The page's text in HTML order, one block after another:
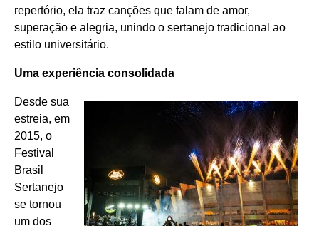
repertório, ela traz canções que falam de amor,
superação e alegria, unindo o sertanejo tradicional ao
estilo universitário.
Uma experiência consolidada
Desde sua
estreia, em
2015, o
Festival
Brasil
Sertanejo
se tornou
um dos